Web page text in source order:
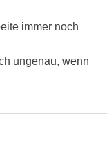
immer noch
ungenau, wenn